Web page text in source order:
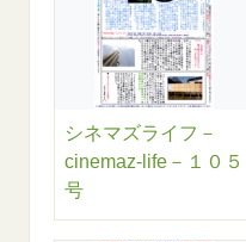
シネマズライフ－
cinemaz-life－１０５
号